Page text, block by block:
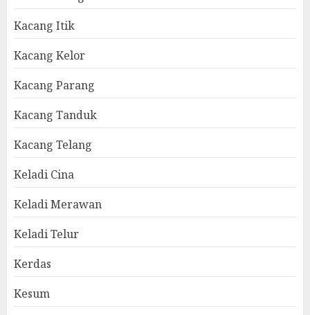
Kacang Itik
Kacang Kelor
Kacang Parang
Kacang Tanduk
Kacang Telang
Keladi Cina
Keladi Merawan
Keladi Telur
Kerdas
Kesum